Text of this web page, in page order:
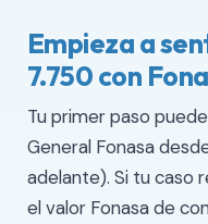
Empieza a
7.750 con
Tu primer paso
General Fonasa
adelante). Si tu caso
el valor Fonasa de